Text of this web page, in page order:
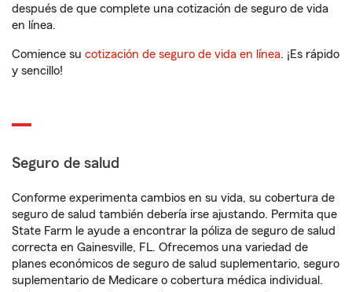
después de que complete una cotización de seguro de vida
en línea.
Comience su cotización de seguro de vida en línea. ¡Es rápido
y sencillo!
Seguro de salud
Conforme experimenta cambios en su vida, su cobertura de
seguro de salud también debería irse ajustando. Permita que
State Farm le ayude a encontrar la póliza de seguro de salud
correcta en Gainesville, FL. Ofrecemos una variedad de
planes económicos de seguro de salud suplementario, seguro
suplementario de Medicare o cobertura médica individual.